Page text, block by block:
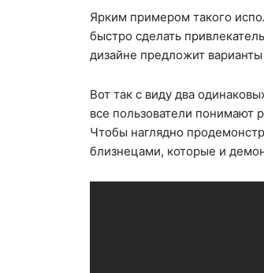
Ярким примером такого
быстро сделать
дизайне предложит
Вот так с виду два
все пользователи понимают
Чтобы наглядно
близнецами, которые и